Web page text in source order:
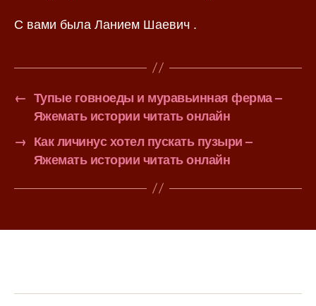
С вами была Ланием Шаевич .
← Тупые говноеды и муравьинная ферма –
Яжемать истории читать онлайн
→ Как личинус хотел пускать пузыри –
Яжемать истории читать онлайн